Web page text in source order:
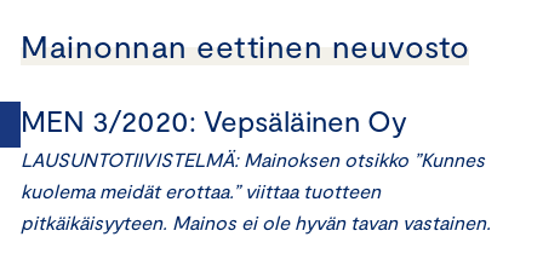
Mainonnan eettinen neuvosto
MEN 3/2020: Vepsäläinen Oy
LAUSUNTOTIIVISTELMÄ: Mainoksen otsikko ”Kunnes
kuolema meidät erottaa.” viittaa tuotteen
pitkäikäisyyteen. Mainos ei ole hyvän tavan vastainen.